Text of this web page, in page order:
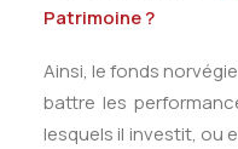
Patrimoine ?
Ainsi, le fonds
battre les
lesquels il investit, ou